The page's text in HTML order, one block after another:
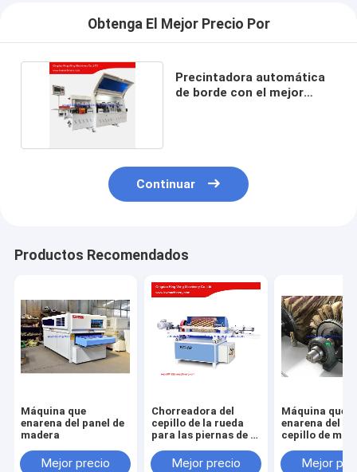
Obtenga El Mejor Precio Por
Precintadora automática
de borde con el mejor
Continuar
Productos Recomendados
Máquina que
enarena del panel de
madera
Mejor precio
Chorreadora del
cepillo de la rueda
para las piernas de la
Mejor precio
Máquina que
enarena del
cepillo de
cepillo del
Mejor